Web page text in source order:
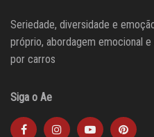
Seriedade, diversidade e
próprio, abordagem emocional
por carros
Siga o Ae